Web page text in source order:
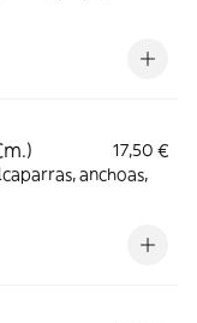
17,50 €
anchoas,